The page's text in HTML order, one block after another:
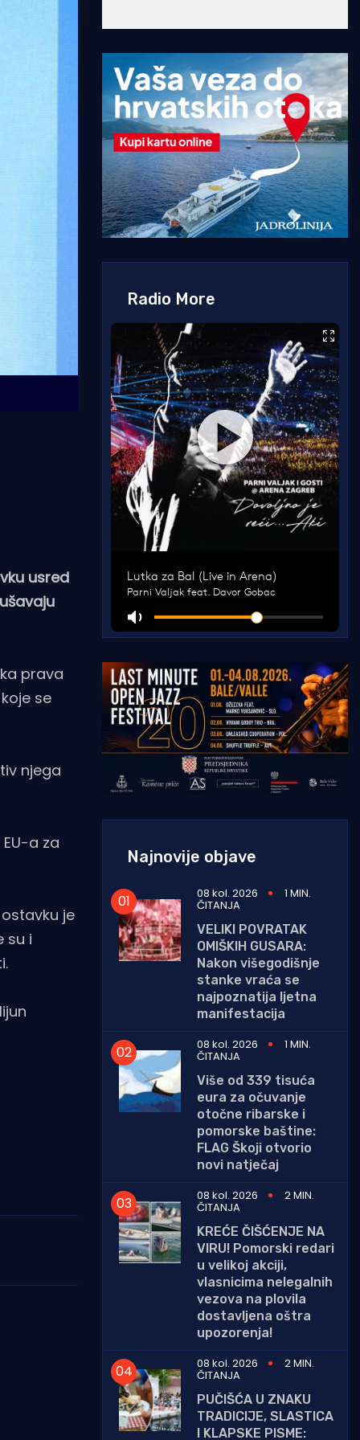
usred
prava
se
njega
a za
je
su i
Radio More
Najnovije objave
08 kol. 2026 1 MIN.
ČITANJA
VELIKI POVRATAK
OMIŠKIH GUSARA:
Nakon višegodišnje
stanke vraća se
najpoznatija ljetna
manifestacija
08 kol. 2026
1 MIN.
ČITANJA
Više od 339 tisuća
eura za očuvanje
otočne ribarske i
pomorske baštine:
FLAG Škoji otvorio
novi natječaj
08 kol. 2026
2 MIN.
ČITANJA
KREĆE ČIŠĆENJE NA
VIRU! Pomorski redari
u velikoj akciji,
vlasnicima nelegalnih
vezova na plovila
dostavljena oštra
upozorenja!
08 kol. 2026
2 MIN.
ČITANJA
PUČIŠĆA U ZNAKU
TRADICIJE, SLASTICA
I KLAPSKE PISME: